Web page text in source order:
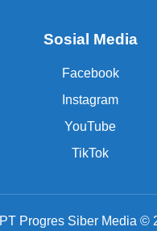
Sosial Media
Facebook
Instagram
YouTube
TikTok
PT Progres Siber Media ©